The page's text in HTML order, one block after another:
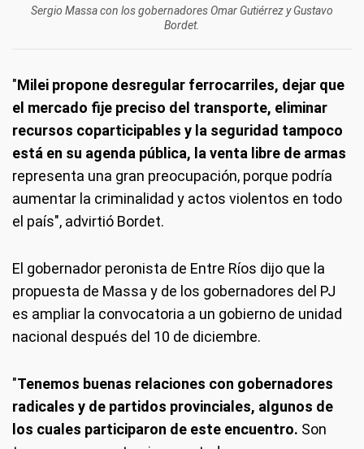
Sergio Massa con los gobernadores Omar Gutiérrez y Gustavo
Bordet.
"Milei propone desregular ferrocarriles, dejar que
el mercado fije preciso del transporte, eliminar
recursos coparticipables y la seguridad tampoco
está en su agenda pública, la venta libre de armas
representa una gran preocupación, porque podría
aumentar la criminalidad y actos violentos en todo
el país", advirtió Bordet.
El gobernador peronista de Entre Ríos dijo que la
propuesta de Massa y de los gobernadores del PJ
es ampliar la convocatoria a un gobierno de unidad
nacional después del 10 de diciembre.
"Tenemos buenas relaciones con gobernadores
radicales y de partidos provinciales, algunos de
los cuales participaron de este encuentro. Son